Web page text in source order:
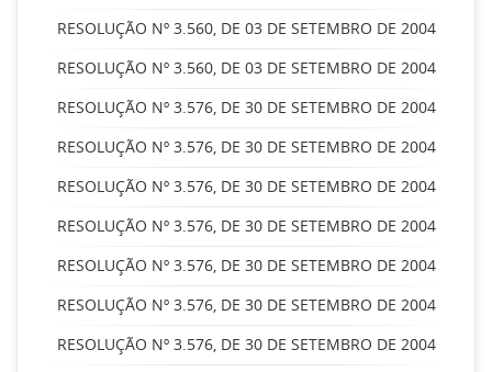
RESOLUÇÃO Nº 3.560, DE 03 DE SETEMBRO DE 2004
RESOLUÇÃO Nº 3.560, DE 03 DE SETEMBRO DE 2004
RESOLUÇÃO Nº 3.576, DE 30 DE SETEMBRO DE 2004
RESOLUÇÃO Nº 3.576, DE 30 DE SETEMBRO DE 2004
RESOLUÇÃO Nº 3.576, DE 30 DE SETEMBRO DE 2004
RESOLUÇÃO Nº 3.576, DE 30 DE SETEMBRO DE 2004
RESOLUÇÃO Nº 3.576, DE 30 DE SETEMBRO DE 2004
RESOLUÇÃO Nº 3.576, DE 30 DE SETEMBRO DE 2004
RESOLUÇÃO Nº 3.576, DE 30 DE SETEMBRO DE 2004